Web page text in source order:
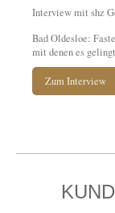
Interview mit shz
Bad Oldesloe:
mit denen es gelingt
Zum Interview